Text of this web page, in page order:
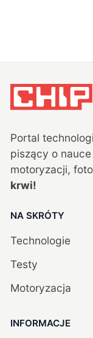
Portal
piszący o
motoryzacji,
krwi!
NA SKRÓTY
Technologie
Testy
Motoryzacja
INFORMACJE